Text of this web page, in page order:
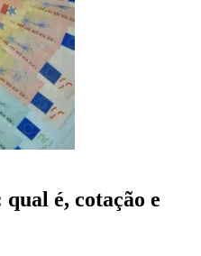
é, cotação e